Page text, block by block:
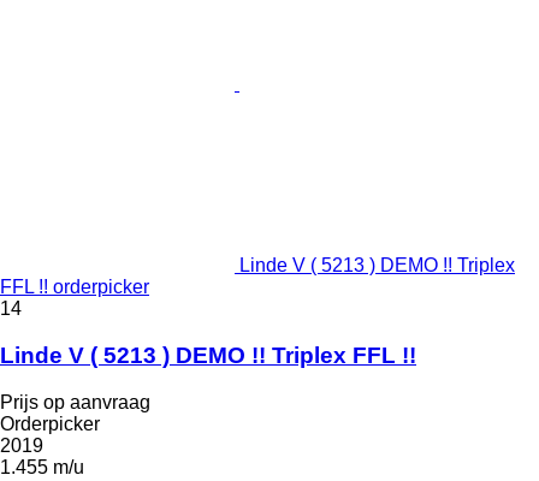
Linde V ( 5213 ) DEMO !! Triplex
FFL !! orderpicker
14
Linde V ( 5213 ) DEMO !! Triplex FFL !!
Prijs op aanvraag
Orderpicker
2019
1.455 m/u